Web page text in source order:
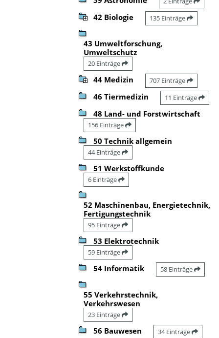
42 Biologie 135 Einträge
43 Umweltforschung,
Umweltschutz
20 Einträge
44 Medizin 707 Einträge
46 Tiermedizin 11 Einträge
48 Land- und Forstwirtschaft
156 Einträge
50 Technik allgemein
44 Einträge
51 Werkstoffkunde
6 Einträge
52 Maschinenbau, Energietechnik,
Fertigungstechnik
95 Einträge
53 Elektrotechnik
59 Einträge
54 Informatik 58 Einträge
55 Verkehrstechnik,
Verkehrswesen
23 Einträge
56 Bauwesen 34 Einträge